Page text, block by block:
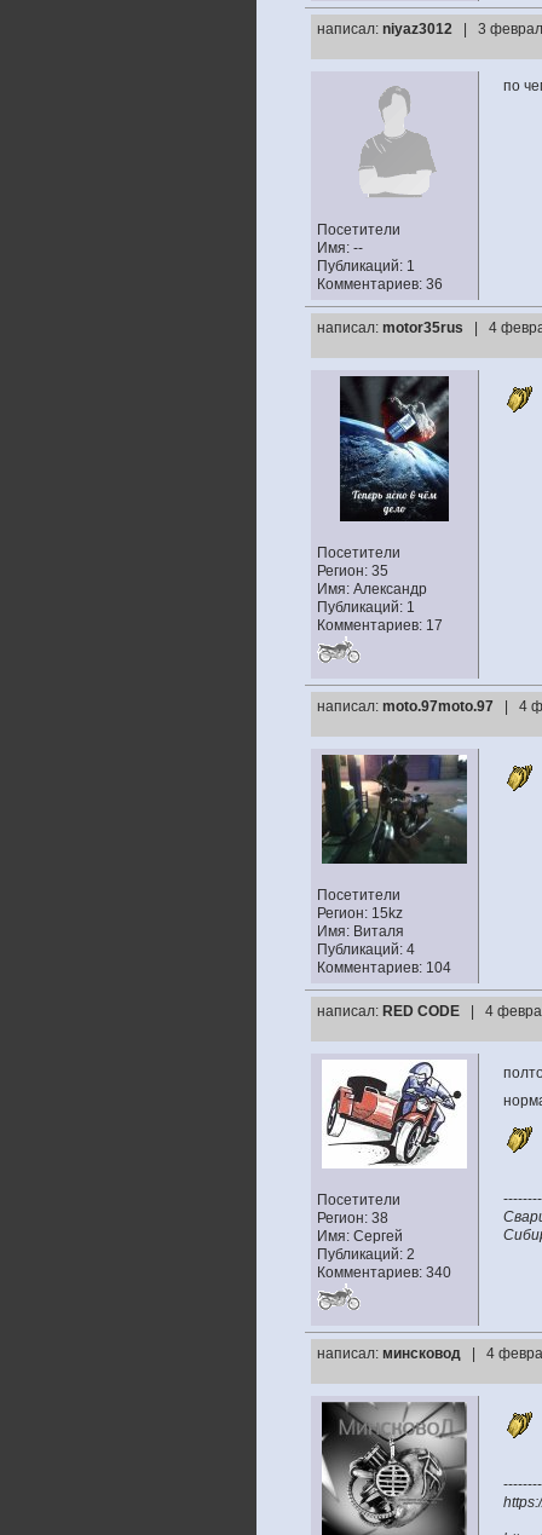
написал: niyaz3012 | 3
Посетители
Имя: --
Публикаций: 1
Комментариев: 36
по
написал: motor35rus | 4
Посетители
Регион: 35
Имя: Александр
Публикаций: 1
Комментариев: 17
написал: moto.97moto.97 | 4
Посетители
Регион: 15kz
Имя: Виталя
Публикаций: 4
Комментариев: 104
написал: RED CODE | 4
Посетители
Регион: 38
Имя: Сергей
Публикаций: 2
Комментариев: 340
написал: минсковод | 4